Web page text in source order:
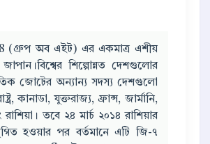
(গ্রুপ অব এইট) এর একমাত্র এশীয়
শিল্পোন্নত দেশগুলোর
জোটের অন্যান্য সদস্য দেশগুলো
কানাডা, যুক্তরাজ্য, ফ্রান্স, জার্মানি,
তবে ২৪ মার্চ ২০১৪ রাশিয়ার
হওয়ার পর বর্তমানে এটি জি-৭